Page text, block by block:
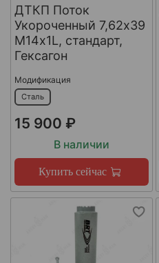
ДТКП Поток
Укороченный 7,62х39
М14х1L, стандарт,
Гексагон
Модификация
Сталь
15 900 ₽
В наличии
Купить сейчас